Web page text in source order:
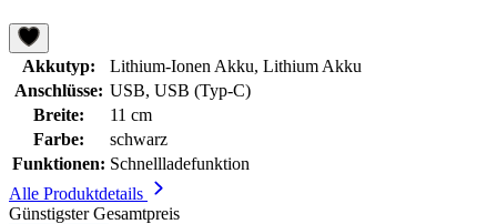
Akkutyp:
Lithium-Ionen Akku, Lithium Akku
Anschlüsse: USB, USB (Typ-C)
Breite:
11 cm
Farbe:
schwarz
Funktionen: Schnellladefunktion
Alle Produktdetails
Günstigster Gesamtpreis